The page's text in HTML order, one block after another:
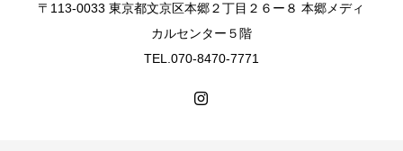
〒113-0033 東京都文京区本郷２丁目２６ー８ 本郷メディ
カルセンター５階
TEL.070-8470-7771